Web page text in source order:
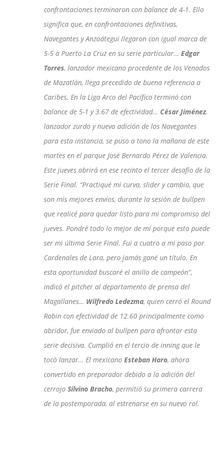
confrontaciones terminaron con balance de 4-1. Ello
significa que, en confrontaciones definitivas,
Navegantes y Anzoátegui llegaron con igual marca de
5-5 a Puerto La Cruz en su serie particular… Edgar
Torres, lanzador mexicano procedente de los Venados
de Mazatlán, llega precedido de buena referencia a
Caribes. En la Liga Arco del Pacífico terminó con
balance de 5-1 y 3.67 de efectividad… César Jiménez,
lanzador zurdo y nueva adición de los Navegantes
para esta instancia, se puso a tono la mañana de este
martes en el parque José Bernardo Pérez de Valencia.
Este jueves abrirá en ese recinto el tercer desafío de la
Serie Final. “Practiqué mi curva, slider y cambio, que
son mis mejores envíos, durante la sesión de bullpen
que realicé para quedar listo para mi compromiso del
jueves. Pondré todo lo mejor de mí porque esta puede
ser mi última Serie Final. Fui a cuatro a mi paso por
Cardenales de Lara, pero jamás gané un título. En
esta oportunidad buscaré el anillo de campeón”,
indicó el pitcher al departamento de prensa del
Magallanes… Wilfredo Ledezma, quien cerró el Round
Robin con efectividad de 12.60 principalmente como
abridor, fue enviado al bullpen para afrontar esta
serie decisiva. Cumplió en el tercio de inning que le
tocó lanzar… El mexicano Esteban Haro, ahora
convertido en preparador debido a la adición del
cerrojo Silvino Bracho, permitió su primera carrera
de la postemporada, al estrenarse en su nuevo rol.